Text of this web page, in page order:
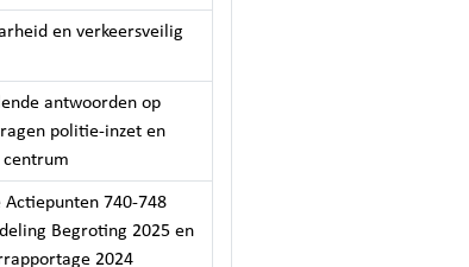
en verkeersveilig
antwoorden op
politie-inzet en
Actiepunten 740-748
Begroting 2025 en
2024